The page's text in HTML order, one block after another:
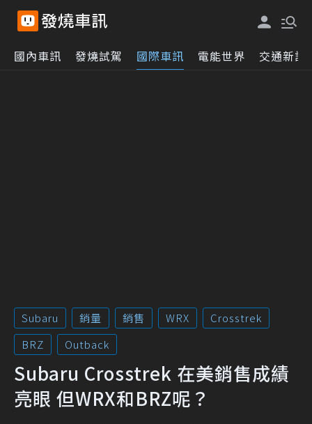
國內車訊 發燒試駕 國際車訊 電能世界 交通新訊
Subaru 銷量 銷售 WRX
Crosstrek
BRZ
Outback
Subaru Crosstrek 在美銷售成績
亮眼 但WRX和BRZ呢？